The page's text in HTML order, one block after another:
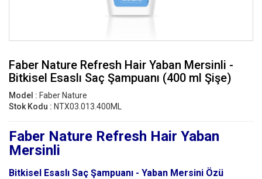
Faber Nature Refresh Hair Yaban Mersinli -
Bitkisel Esaslı Saç Şampuanı (400 ml Şişe)
Model : Faber Nature
Stok Kodu : NTX03.013.400ML
Faber Nature Refresh Hair Yaban
Mersinli
Bitkisel Esaslı Saç Şampuanı - Yaban Mersini Özü